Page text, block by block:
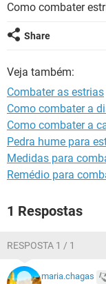
Como combater
Share
Veja também:
Combater as estrias
Como combater a
Como combater a
Pedra hume para
Medidas para
Remédio para
1 Respostas
RESPOSTA 1 / 1
maria.chagas